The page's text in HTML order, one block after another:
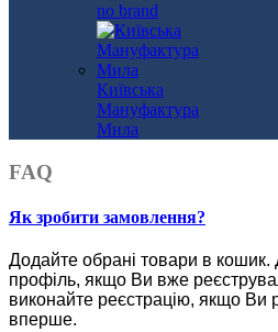
no brand
Київська
Мануфактура
Мила
FAQ
Як зробити замовлення?
Додайте обрані товари в кошик.
профіль, якщо Ви вже
виконайте реєстрацію, якщо Ви
вперше.